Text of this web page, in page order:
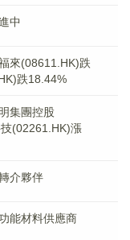
中
來(08611.HK)跌
跌18.44%
集團控股
(02261.HK)漲
介夥伴
能材料供應商